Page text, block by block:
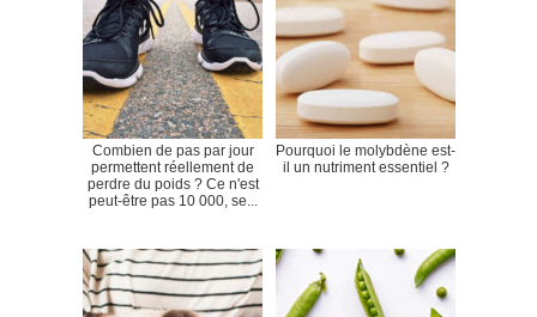
Combien de pas par jour
permettent réellement de
perdre du poids ? Ce n'est
peut-être pas 10 000, se...
Pourquoi le molybdène est-
il un nutriment essentiel ?